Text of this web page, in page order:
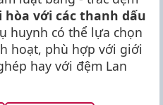
hòa với các thanh dấu
huynh có thể lựa chọn
hoạt, phù hợp với giới
hay với đệm Lan